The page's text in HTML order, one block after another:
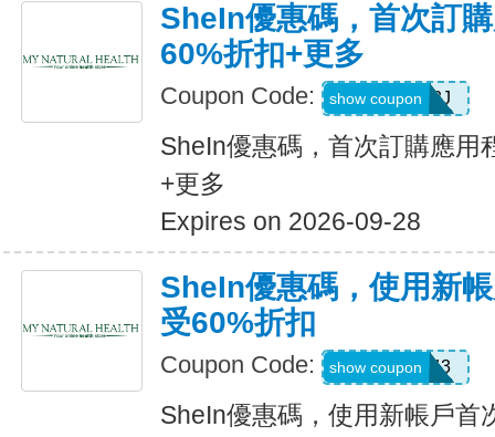
SheIn優惠碼，首次訂
60%折扣+更多
Coupon Code: VJTWP3J
show coupon
SheIn優惠碼，首次訂購應用
+更多
Expires on 2026-09-28
SheIn優惠碼，使用新
受60%折扣
Coupon Code: 66WK443
show coupon
SheIn優惠碼，使用新帳戶首